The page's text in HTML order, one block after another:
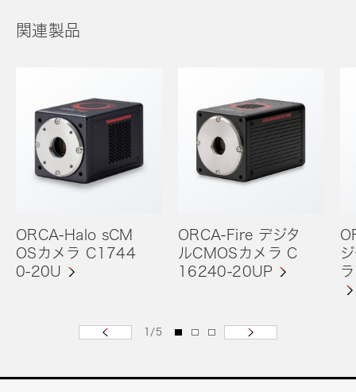
関連製品
ORCA-Halo sCM
OSカメラ C1744
0-20U
ORCA-Fire デジタ
ルCMOSカメラ C
16240-20UP
1 /5